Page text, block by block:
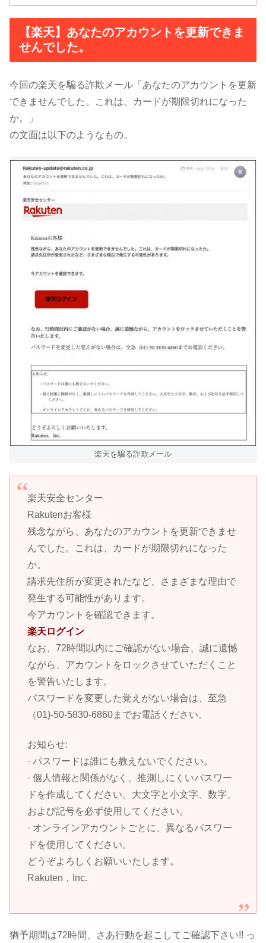
【楽天】あなたのアカウントを更新できま
せんでした。
今回の楽天を騙る詐欺メール「あなたのアカウントを更新
できませんでした。これは、カードが期限切れになった
か。」
の文面は以下のようなもの。
楽天を騙る詐欺メール
楽天安全センター
Rakutenお客様
残念ながら、あなたのアカウントを更新できませ
んでした。これは、カードが期限切れになった
か。
請求先住所が変更されたなど、さまざまな理由で
発生する可能性があります。
今アカウントを確認できます。
楽天ログイン
なお、72時間以内にご確認がない場合、誠に遺憾
ながら、アカウントをロックさせていただくこと
を警告いたします。
パスワードを変更した覚えがない場合は、至急
（01)-50-5830-6860までお電話ください。
お知らせ:
· パスワードは誰にも教えないでください。
· 個人情報と関係がなく、推測しにくいパスワー
ドを作成してください。大文字と小文字、数字、
および記号を必ず使用してください。
· オンラインアカウントごとに、異なるパスワー
ドを使用してください。
どうぞよろしくお願いいたします。
Rakuten ， Inc.
猶予期間は72時間、さあ行動を起こしてご確認下さい!! っ